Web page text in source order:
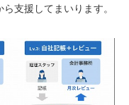
支援してまいります。